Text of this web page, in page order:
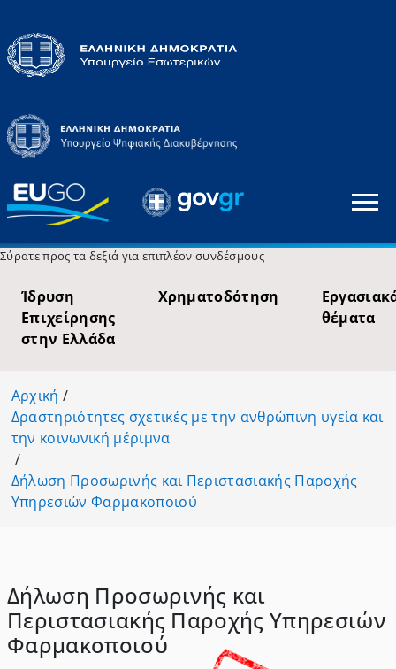
Σύρατε προς τα δεξιά για επιπλέον συνδέσμους
Ίδρυση
Επιχείρησης
στην Ελλάδα
Χρηματοδότηση
θέματα
Αρχική /
Δραστηριότητες σχετικές με την ανθρώπινη υγεία και
την κοινωνική μέριμνα
/
Δήλωση Προσωρινής και Περιστασιακής Παροχής
Υπηρεσιών Φαρμακοποιού
Δήλωση Προσωρινής και
Περιστασιακής Παροχής Υπηρεσιών
Φαρμακοποιού